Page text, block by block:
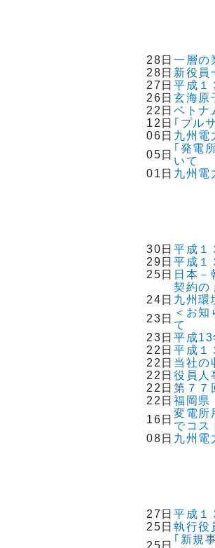
28日 一層の
28日 新役員
27日 平成
26日 玄海原
22日 ベトナ
12日 ｢プル
06日 九州電
05日
｢発電
いて
01日 九州電
30日 平成１
29日 平成
25日 日本
契約の
24日 九州環
23日
＜お
て
23日 平成13
22日 平成
22日 当社の
22日 役員人
22日 第７７
22日 福岡県
16日
変電所
でコス
08日 九州電
27日 平成１
25日 執行役
｢新規